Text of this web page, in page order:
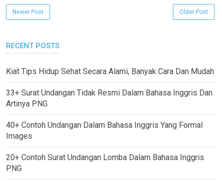
Newer Post Older Post
RECENT POSTS
Kiat Tips Hidup Sehat Secara Alami, Banyak Cara Dan Mudah
33+ Surat Undangan Tidak Resmi Dalam Bahasa Inggris Dan
Artinya PNG
40+ Contoh Undangan Dalam Bahasa Inggris Yang Formal
Images
20+ Contoh Surat Undangan Lomba Dalam Bahasa Inggris
PNG